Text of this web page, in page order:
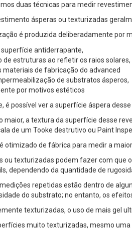
duas técnicas para medir
ásperas ou texturizadas
é produzida deliberadamente por
antiderrapante,
estruturas ao refletir os raios solares,
materiais de fabricação do advanced
de substratos ásperos,
por motivos estéticos
é possível ver a superfície áspera
maior, a textura da superfície desse
de um Tooke destrutivo ou Paint
otimizado de fábrica para medir a
ou texturizadas podem fazer com que
dependendo da quantidade de
repetidas estão dentro de
do substrato; no entanto, os
texturizadas, o uso de mais gel
muito texturizadas, mesmo